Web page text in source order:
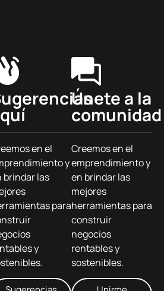
en el
y
brindar las
para
y
Únete a la
comunidad
Creemos en el
emprendimiento y
en brindar las
mejores
herramientas para
construir
negocios
rentables y
sostenibles.